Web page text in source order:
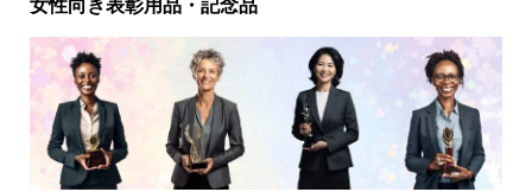
女性向き表彰用品・記念品